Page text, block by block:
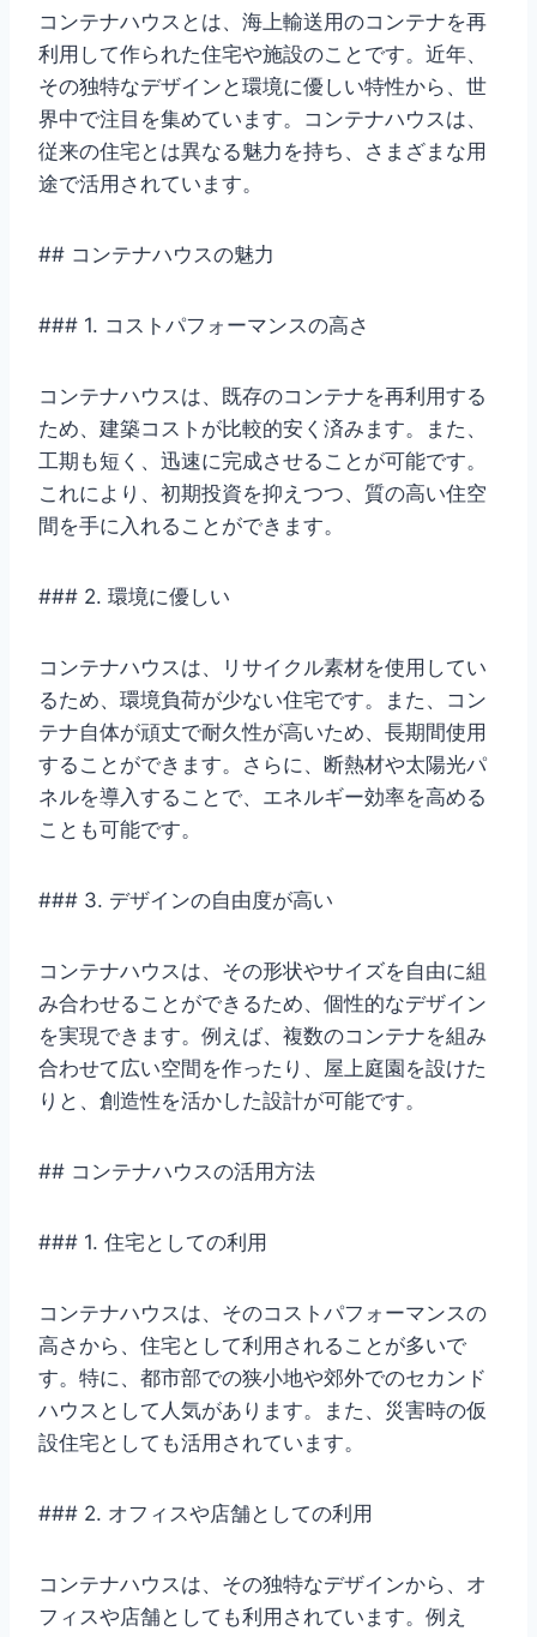
コンテナハウスとは、海上輸送用のコンテナを再
利用して作られた住宅や施設のことです。近年、
その独特なデザインと環境に優しい特性から、世
界中で注目を集めています。コンテナハウスは、
従来の住宅とは異なる魅力を持ち、さまざまな用
途で活用されています。
## コンテナハウスの魅力
### 1. コストパフォーマンスの高さ
コンテナハウスは、既存のコンテナを再利用する
ため、建築コストが比較的安く済みます。また、
工期も短く、迅速に完成させることが可能です。
これにより、初期投資を抑えつつ、質の高い住空
間を手に入れることができます。
### 2. 環境に優しい
コンテナハウスは、リサイクル素材を使用してい
るため、環境負荷が少ない住宅です。また、コン
テナ自体が頑丈で耐久性が高いため、長期間使用
することができます。さらに、断熱材や太陽光パ
ネルを導入することで、エネルギー効率を高める
ことも可能です。
### 3. デザインの自由度が高い
コンテナハウスは、その形状やサイズを自由に組
み合わせることができるため、個性的なデザイン
を実現できます。例えば、複数のコンテナを組み
合わせて広い空間を作ったり、屋上庭園を設けた
りと、創造性を活かした設計が可能です。
## コンテナハウスの活用方法
### 1. 住宅としての利用
コンテナハウスは、そのコストパフォーマンスの
高さから、住宅として利用されることが多いで
す。特に、都市部での狭小地や郊外でのセカンド
ハウスとして人気があります。また、災害時の仮
設住宅としても活用されています。
### 2. オフィスや店舗としての利用
コンテナハウスは、その独特なデザインから、オ
フィスや店舗としても利用されています。例え